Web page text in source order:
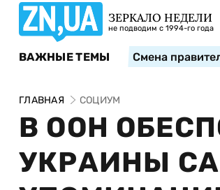
ЗЕРКАЛО НЕДЕЛИ
не подводим с 1994-го года
ВАЖНЫЕ ТЕМЫ Смена
ГЛАВНАЯ СОЦИУМ
В ООН
УКРАИНЫ